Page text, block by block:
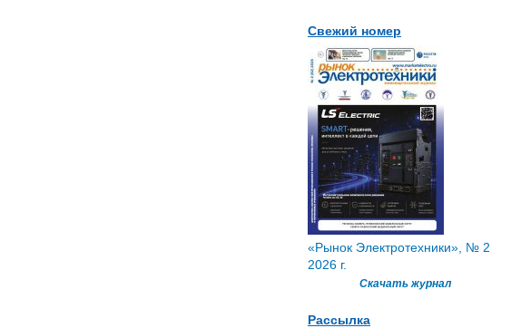
Свежий номер
«Рынок Электротехники», № 2
2026 г.
Скачать журнал
Рассылка